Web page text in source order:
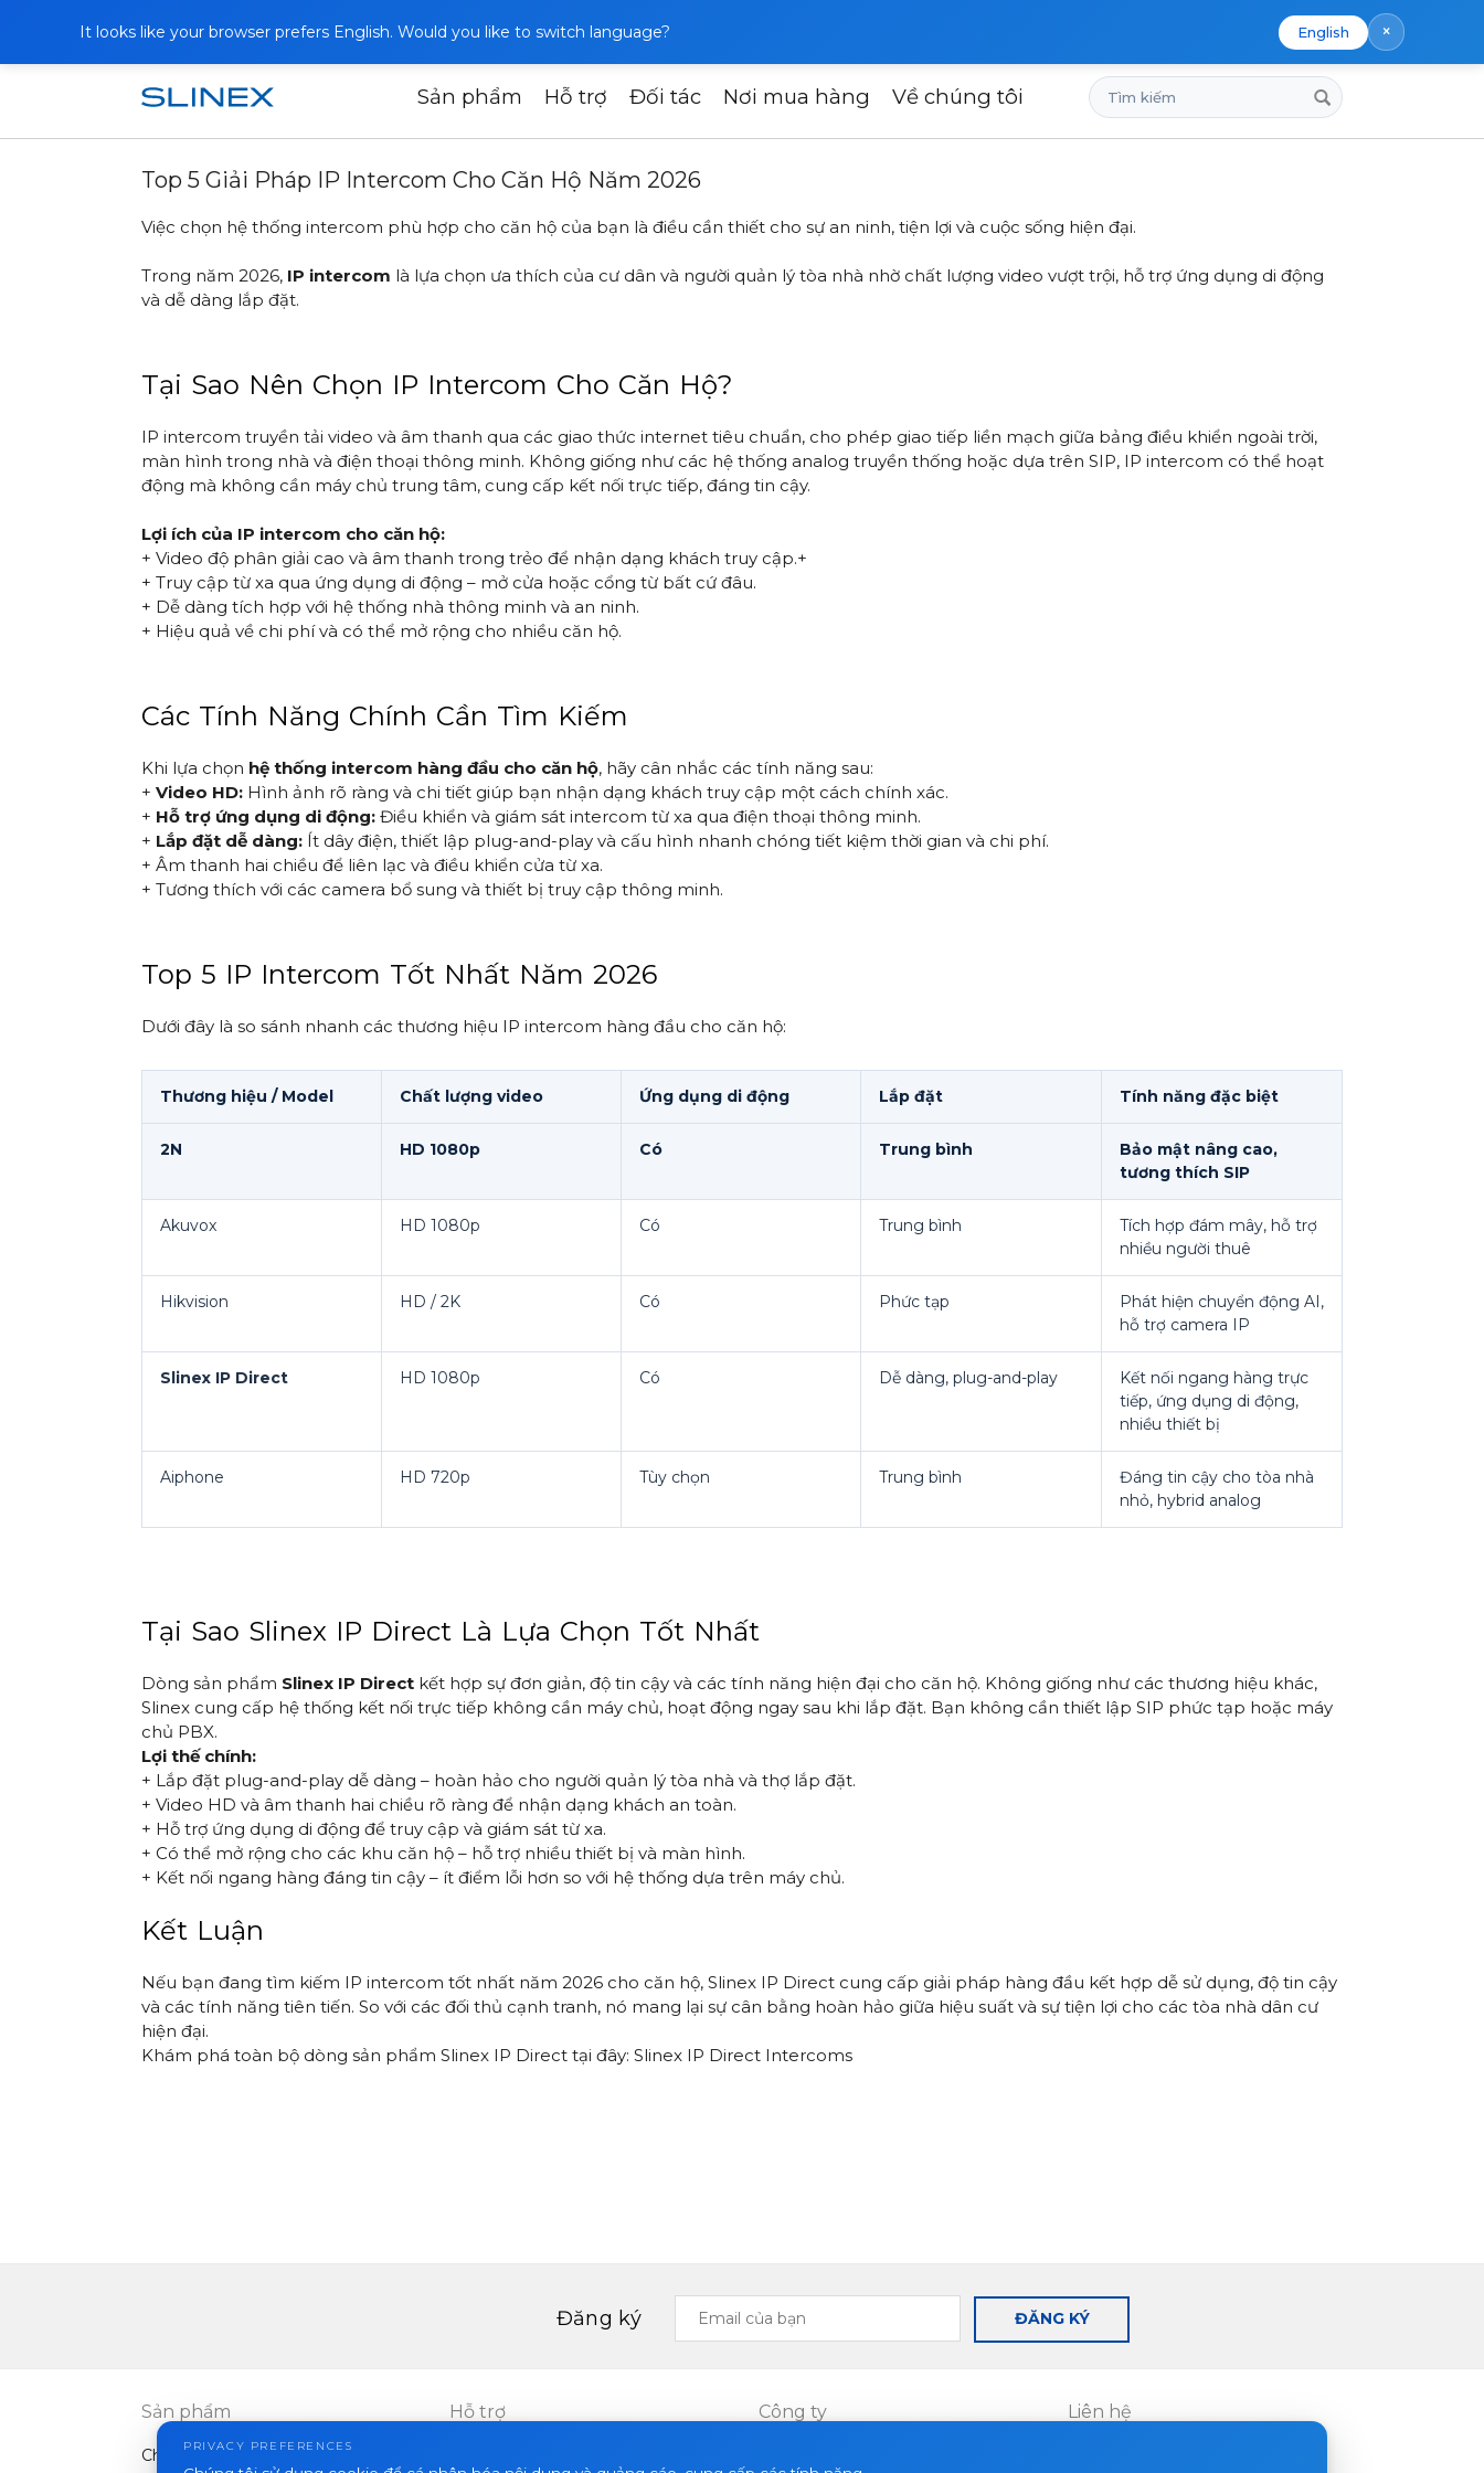
It looks like your browser prefers English. Would you like to switch language? English ×
Sản phẩm Hỗ trợ Đối tác Nơi mua hàng Về chúng tôi
Tìm
kiếm
Trang chủ Bài viết Top 5 Giải Pháp IP Intercom Cho Căn Hộ Năm 2026
Top 5 Giải Pháp IP Intercom Cho Căn Hộ Năm 2026
Việc chọn hệ thống intercom phù hợp cho căn hộ của bạn là điều cần thiết cho sự an ninh, tiện lợi và cuộc sống hiện đại.
Trong năm 2026, IP intercom là lựa chọn ưa thích của cư dân và người quản lý tòa nhà nhờ chất lượng video vượt trội, hỗ trợ ứng dụng di động
và dễ dàng lắp đặt.
Tại Sao Nên Chọn IP Intercom Cho Căn Hộ?
IP intercom truyền tải video và âm thanh qua các giao thức internet tiêu chuẩn, cho phép giao tiếp liền mạch giữa bảng điều khiển ngoài trời,
màn hình trong nhà và điện thoại thông minh. Không giống như các hệ thống analog truyền thống hoặc dựa trên SIP, IP intercom có thể hoạt
động mà không cần máy chủ trung tâm, cung cấp kết nối trực tiếp, đáng tin cậy.
Lợi ích của IP intercom cho căn hộ:
+ Video độ phân giải cao và âm thanh trong trẻo để nhận dạng khách truy cập.+
+ Truy cập từ xa qua ứng dụng di động – mở cửa hoặc cổng từ bất cứ đâu.
+ Dễ dàng tích hợp với hệ thống nhà thông minh và an ninh.
+ Hiệu quả về chi phí và có thể mở rộng cho nhiều căn hộ.
Các Tính Năng Chính Cần Tìm Kiếm
Khi lựa chọn hệ thống intercom hàng đầu cho căn hộ, hãy cân nhắc các tính năng sau:
+ Video HD:Hình ảnh rõ ràng và chi tiết giúp bạn nhận dạng khách truy cập một cách chính xác.
+ Hỗ trợ ứng dụng di động:Điều khiển và giám sát intercom từ xa qua điện thoại thông minh.
+ Lắp đặt dễ dàng:Ít dây điện, thiết lập plug-and-play và cấu hình nhanh chóng tiết kiệm thời gian và chi phí.
+ Âm thanh hai chiều để liên lạc và điều khiển cửa từ xa.
+ Tương thích với các camera bổ sung và thiết bị truy cập thông minh.
Top 5 IP Intercom Tốt Nhất Năm 2026
Dưới đây là so sánh nhanh các thương hiệu IP intercom hàng đầu cho căn hộ:
Thương hiệu / Model Chất lượng video Ứng dụng di động Lắp đặt Tính năng đặc biệt
2N HD 1080p Có Trung bình
Bảo mật nâng cao,
tương thích SIP
Akuvox HD 1080p Có Trung bình
Tích hợp đám mây, hỗ trợ
nhiều người thuê
Hikvision HD / 2K Có Phức tạp
Phát hiện chuyển động AI,
hỗ trợ camera IP
Slinex IP Direct HD 1080p Có Dễ dàng, plug-and-play
Kết nối ngang hàng trực
tiếp, ứng dụng di động,
nhiều thiết bị
Aiphone HD 720p Tùy chọn Trung bình
Đáng tin cậy cho tòa nhà
nhỏ, hybrid analog
Tại Sao Slinex IP Direct Là Lựa Chọn Tốt Nhất
Dòng sản phẩm Slinex IP Directkết hợp sự đơn giản, độ tin cậy và các tính năng hiện đại cho căn hộ. Không giống như các thương hiệu khác,
Slinex cung cấp hệ thống kết nối trực tiếp không cần máy chủ, hoạt động ngay sau khi lắp đặt. Bạn không cần thiết lập SIP phức tạp hoặc máy
chủ PBX.
Lợi thế chính:
+ Lắp đặt plug-and-play dễ dàng – hoàn hảo cho người quản lý tòa nhà và thợ lắp đặt.
+ Video HD và âm thanh hai chiều rõ ràng để nhận dạng khách an toàn.
+ Hỗ trợ ứng dụng di động để truy cập và giám sát từ xa.
+ Có thể mở rộng cho các khu căn hộ – hỗ trợ nhiều thiết bị và màn hình.
+ Kết nối ngang hàng đáng tin cậy – ít điểm lỗi hơn so với hệ thống dựa trên máy chủ.
Kết Luận
Nếu bạn đang tìm kiếm IP intercom tốt nhất năm 2026 cho căn hộ, Slinex IP Direct cung cấp giải pháp hàng đầu kết hợp dễ sử dụng, độ tin cậy
và các tính năng tiên tiến. So với các đối thủ cạnh tranh, nó mang lại sự cân bằng hoàn hảo giữa hiệu suất và sự tiện lợi cho các tòa nhà dân cư
hiện đại.
Khám phá toàn bộ dòng sản phẩm Slinex IP Direct tại đây: Slinex IP Direct Intercoms
Đăng ký
Email
của
ĐĂNG KÝ
Sản phẩm
Chuông cửa video
Hỗ trợ Công ty Liên hệ
PRIVACY PREFERENCES